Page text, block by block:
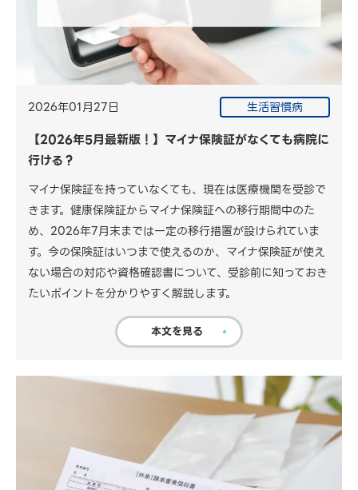
2026年01月27日 生活習慣病
【2026年5月最新版！】マイナ保険証がなくても病院に
行ける？
マイナ保険証を持っていなくても、現在は医療機関を受診で
きます。健康保険証からマイナ保険証への移行期間中のた
め、2026年7月末までは一定の移行措置が設けられていま
す。今の保険証はいつまで使えるのか、マイナ保険証が使え
ない場合の対応や資格確認書について、受診前に知っておき
たいポイントを分かりやすく解説します。
本文を見る